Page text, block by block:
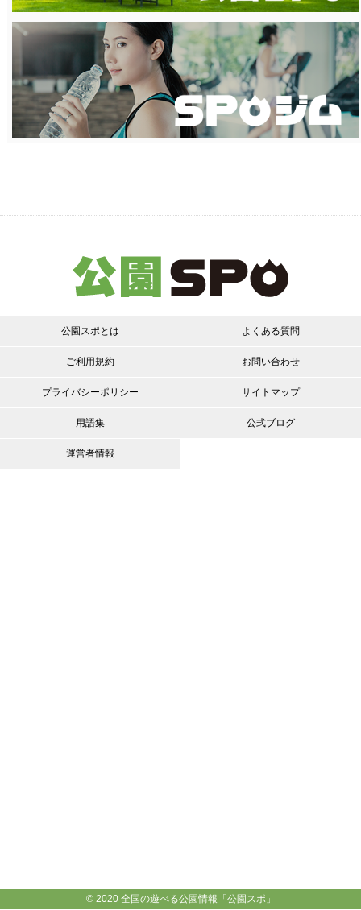
公園スポとは
ご利用規約
プライバシーポリシー
用語集
運営者情報
よくある質問
お問い合わせ
サイトマップ
公式ブログ
© 2020 全国の遊べる公園情報「公園スポ」